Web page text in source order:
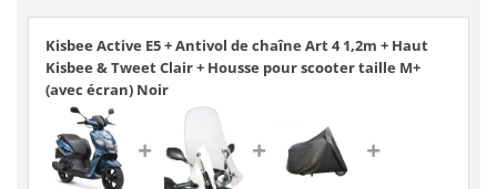
Kisbee Active E5 + Antivol de chaîne Art 4 1,2m + Haut
Kisbee & Tweet Clair + Housse pour scooter taille M+
(avec écran) Noir